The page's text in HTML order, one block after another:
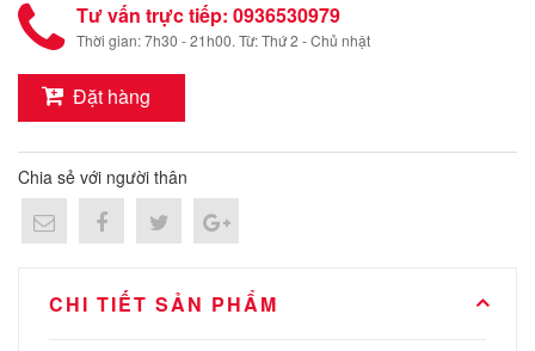
Tư vấn trực tiếp: 0936530979
Thời gian: 7h30 - 21h00. Từ: Thứ 2 - Chủ nhật
Đặt hàng
Chia sẻ với người thân
CHI TIẾT SẢN PHẨM